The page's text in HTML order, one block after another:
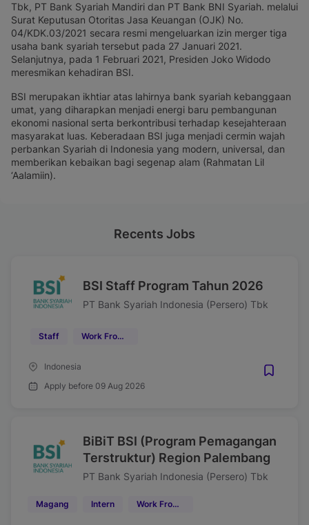
Tbk, PT Bank Syariah Mandiri dan PT Bank BNI Syariah. melalui
Surat Keputusan Otoritas Jasa Keuangan (OJK) No.
04/KDK.03/2021 secara resmi mengeluarkan izin merger tiga
usaha bank syariah tersebut pada 27 Januari 2021.
Selanjutnya, pada 1 Februari 2021, Presiden Joko Widodo
meresmikan kehadiran BSI.
BSI merupakan ikhtiar atas lahirnya bank syariah kebanggaan
umat, yang diharapkan menjadi energi baru pembangunan
ekonomi nasional serta berkontribusi terhadap kesejahteraan
masyarakat luas. Keberadaan BSI juga menjadi cermin wajah
perbankan Syariah di Indonesia yang modern, universal, dan
memberikan kebaikan bagi segenap alam (Rahmatan Lil
‘Aalamiin).
Recents Jobs
BSI Staff Program Tahun 2026
PT Bank Syariah Indonesia (Persero) Tbk
Staff Work From Office (WFO)
Indonesia
Apply before 09 Aug 2026
BiBiT BSI (Program Pemagangan
Terstruktur) Region Palembang
PT Bank Syariah Indonesia (Persero) Tbk
Magang Intern Work From Office (WFO)